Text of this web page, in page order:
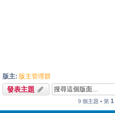
版主: 版主管理群
發表主題
9 個主題 • 第 1